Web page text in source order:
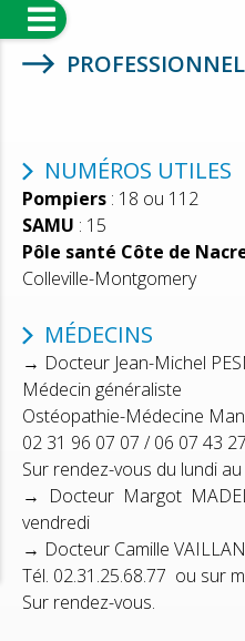
NUMÉROS UTILES
Pompiers : 18 ou 112
SAMU : 15
Pôle santé Côte de
Colleville-Montgomery
MÉDECINS
→ Docteur Jean-Michel
Médecin généraliste
Ostéopathie-Médecine
02 31 96 07 07 / 06 07 43
Sur rendez-vous du lundi
→ Docteur Margot
vendredi
→ Docteur Camille
Tél. 02.31.25.68.77 ou sur
Sur rendez-vous.